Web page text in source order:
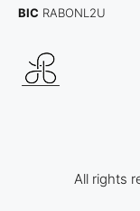
BIC RABONL2U
All rights